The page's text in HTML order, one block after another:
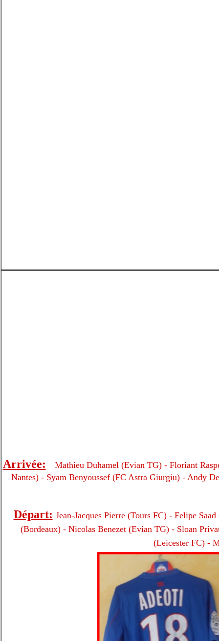
Arrivée:
Mathieu Duhamel (Evian TG) - Floriant
Nantes) - Syam Benyoussef (FC Astra Giurgiu) - Andy
Départ: Jean-Jacques Pierre(Tours FC) - Felipe
(Bordeaux) - Nicolas Benezet (Evian TG) - Sloan
(Leicester FC) -